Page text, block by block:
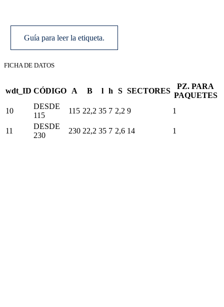
Guía para leer la etiqueta.
FICHA DE DATOS
wdt_ID CÓDIGO A B l h S SECTORES
PZ. PARA
PAQUETES
10
DESDE
115
115 22,2 35 7 2,2 9 1
11
DESDE
230
230 22,2 35 7 2,6 14 1